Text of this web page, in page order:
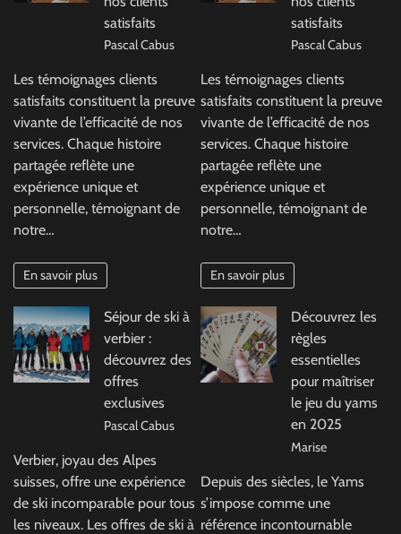
satisfaits
Pascal Cabus
Les témoignages clients
satisfaits constituent la preuve
vivante de l’efficacité de nos
services. Chaque histoire
partagée reflète une
expérience unique et
personnelle, témoignant de
notre…
En savoir plus
satisfaits
Pascal Cabus
Les témoignages clients
satisfaits constituent la preuve
vivante de l’efficacité de nos
services. Chaque histoire
partagée reflète une
expérience unique et
personnelle, témoignant de
notre…
En savoir plus
Séjour de ski à
verbier :
découvrez des
offres
exclusives
Pascal Cabus
Verbier, joyau des Alpes
suisses, offre une expérience
de ski incomparable pour tous
les niveaux. Les offres de ski à
Découvrez les
règles
essentielles
pour maîtriser
le jeu du yams
en 2025
Marise
Depuis des siècles, le Yams
s’impose comme une
référence incontournable